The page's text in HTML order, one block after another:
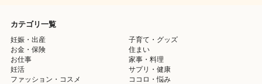
カテゴリ一覧
妊娠・出産
子育て・グッズ
お金・保険
住まい
お仕事
家事・料理
妊活
サプリ・健康
ファッション・コスメ
ココロ・悩み